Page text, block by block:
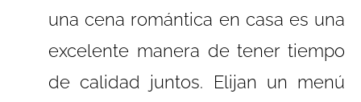
una cena romántica en casa es una
excelente manera de tener tiempo
de calidad juntos. Elijan un menú